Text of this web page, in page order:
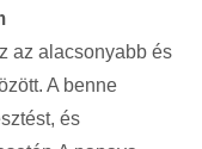
az alacsonyabb és
A benne
és